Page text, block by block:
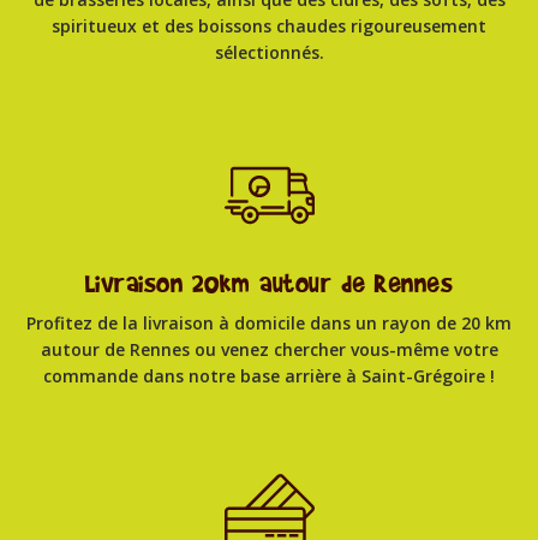
spiritueux et des boissons chaudes rigoureusement
sélectionnés.
Livraison 20km autour de Rennes
Profitez de la livraison à domicile dans un rayon de 20 km
autour de Rennes ou venez chercher vous-même votre
commande dans notre base arrière à Saint-Grégoire !